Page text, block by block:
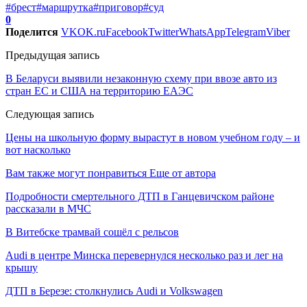
#брест#маршрутка#приговор#суд
0
Поделится VKOK.ruFacebookTwitterWhatsAppTelegramViber
Предыдущая запись
В Беларуси выявили незаконную схему при ввозе авто из
стран ЕС и США на территорию ЕАЭС
Следующая запись
Цены на школьную форму вырастут в новом учебном году – и
вот насколько
Вам также могут понравиться Еще от автора
Подробности смертельного ДТП в Ганцевичском районе
рассказали в МЧС
В Витебске трамвай сошёл с рельсов
Audi в центре Минска перевернулся несколько раз и лег на
крышу
ДТП в Березе: столкнулись Audi и Volkswagen